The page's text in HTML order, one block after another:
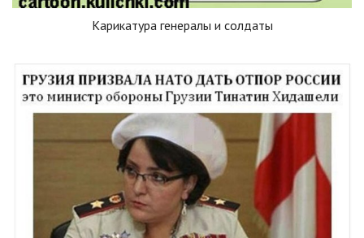
Карикатура генералы и солдаты